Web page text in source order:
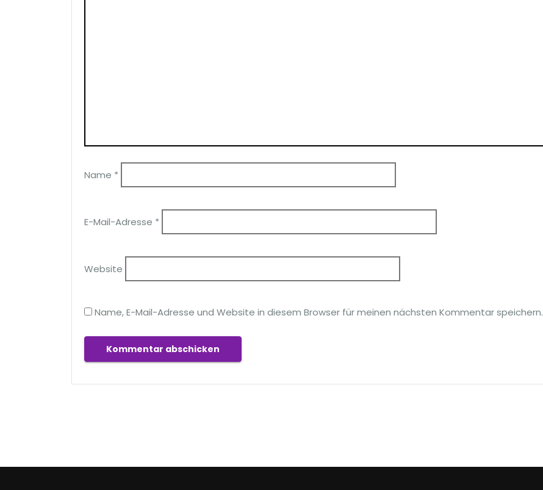
Name *
E-Mail-Adresse *
Website
Name, E-Mail-Adresse und Website in diesem Browser für meinen nächsten Kommentar speichern.